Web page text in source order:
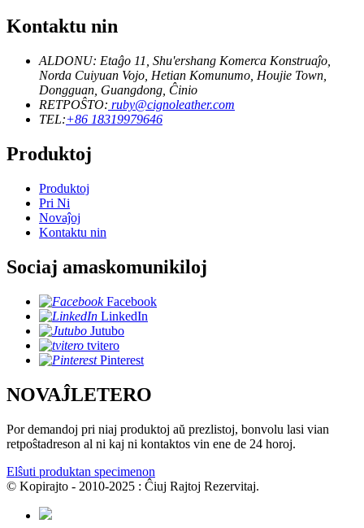
Kontaktu nin
ALDONU: Etaĝo 11, Shu'ershang Komerca Konstruaĵo,
Norda Cuiyuan Vojo, Hetian Komunumo, Houjie Town,
Dongguan, Guangdong, Ĉinio
RETPOŜTO: ruby@cignoleather.com
TEL:+86 18319979646
Produktoj
Produktoj
Pri Ni
Novaĵoj
Kontaktu nin
Sociaj amaskomunikiloj
Facebook
LinkedIn
Jutubo
tvitero
Pinterest
NOVAĴLETERO
Por demandoj pri niaj produktoj aŭ prezlistoj, bonvolu lasi vian
retpoŝtadreson al ni kaj ni kontaktos vin ene de 24 horoj.
Elŝuti produktan specimenon
© Kopirajto - 2010-2025 : Ĉiuj Rajtoj Rezervitaj.